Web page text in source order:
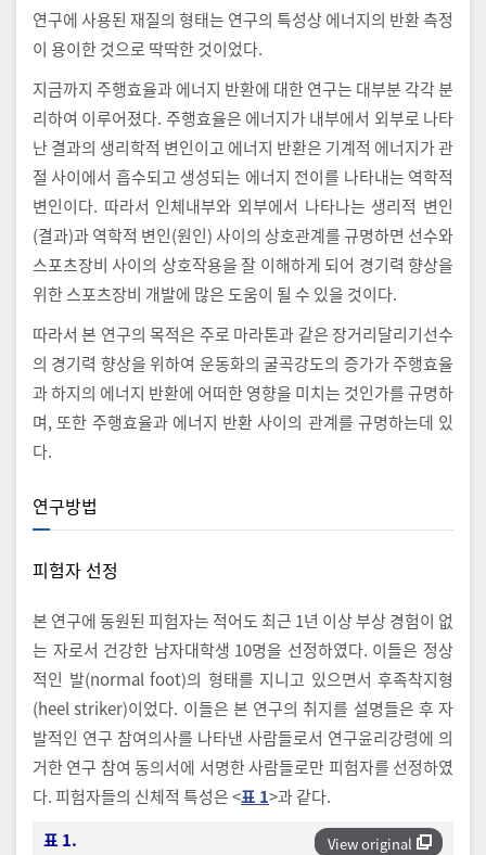
연구에 사용된 재질의 형태는 연구의 특성상 에너지의 반환 측정
이 용이한 것으로 딱딱한 것이었다.
지금까지 주행효율과 에너지 반환에 대한 연구는 대부분 각각 분
리하여 이루어졌다. 주행효율은 에너지가 내부에서 외부로 나타
난 결과의 생리학적 변인이고 에너지 반환은 기계적 에너지가 관
절 사이에서 흡수되고 생성되는 에너지 전이를 나타내는 역학적
변인이다. 따라서 인체내부와 외부에서 나타나는 생리적 변인
(결과)과 역학적 변인(원인) 사이의 상호관계를 규명하면 선수와
스포츠장비 사이의 상호작용을 잘 이해하게 되어 경기력 향상을
위한 스포츠장비 개발에 많은 도움이 될 수 있을 것이다.
따라서 본 연구의 목적은 주로 마라톤과 같은 장거리달리기선수
의 경기력 향상을 위하여 운동화의 굴곡강도의 증가가 주행효율
과 하지의 에너지 반환에 어떠한 영향을 미치는 것인가를 규명하
며, 또한 주행효율과 에너지 반환 사이의 관계를 규명하는데 있
다.
연구방법
피험자 선정
본 연구에 동원된 피험자는 적어도 최근 1년 이상 부상 경험이 없
는 자로서 건강한 남자대학생 10명을 선정하였다. 이들은 정상
적인 발(normal foot)의 형태를 지니고 있으면서 후족착지형
(heel striker)이었다. 이들은 본 연구의 취지를 설명들은 후 자
발적인 연구 참여의사를 나타낸 사람들로서 연구윤리강령에 의
거한 연구 참여 동의서에 서명한 사람들로만 피험자를 선정하였
다. 피험자들의 신체적 특성은 <표 1>과 같다.
View original
표 1.